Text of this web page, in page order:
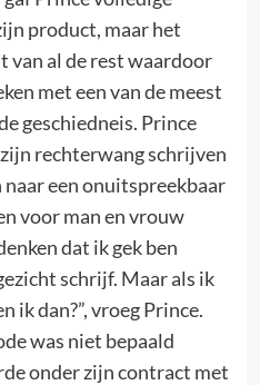
product, maar het
van al de rest waardoor
met een van de meest
geschiedneis. Prince
zijn rechterwang schrijven
een onuitspreekbaar
voor man en vrouw
dat ik gek ben
schrijf. Maar als ik
ik dan?”, vroeg Prince.
was niet bepaald
onder zijn contract met